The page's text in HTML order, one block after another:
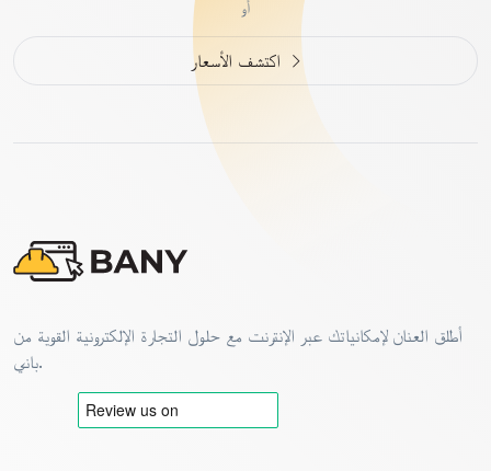
أو
أطلق العنان لإمكانياتك عبر الإنترنت مع حلول التجارة الإلكترونية القوية من
باني.